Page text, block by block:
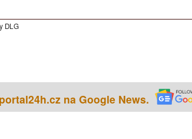
DLG
na Google News.